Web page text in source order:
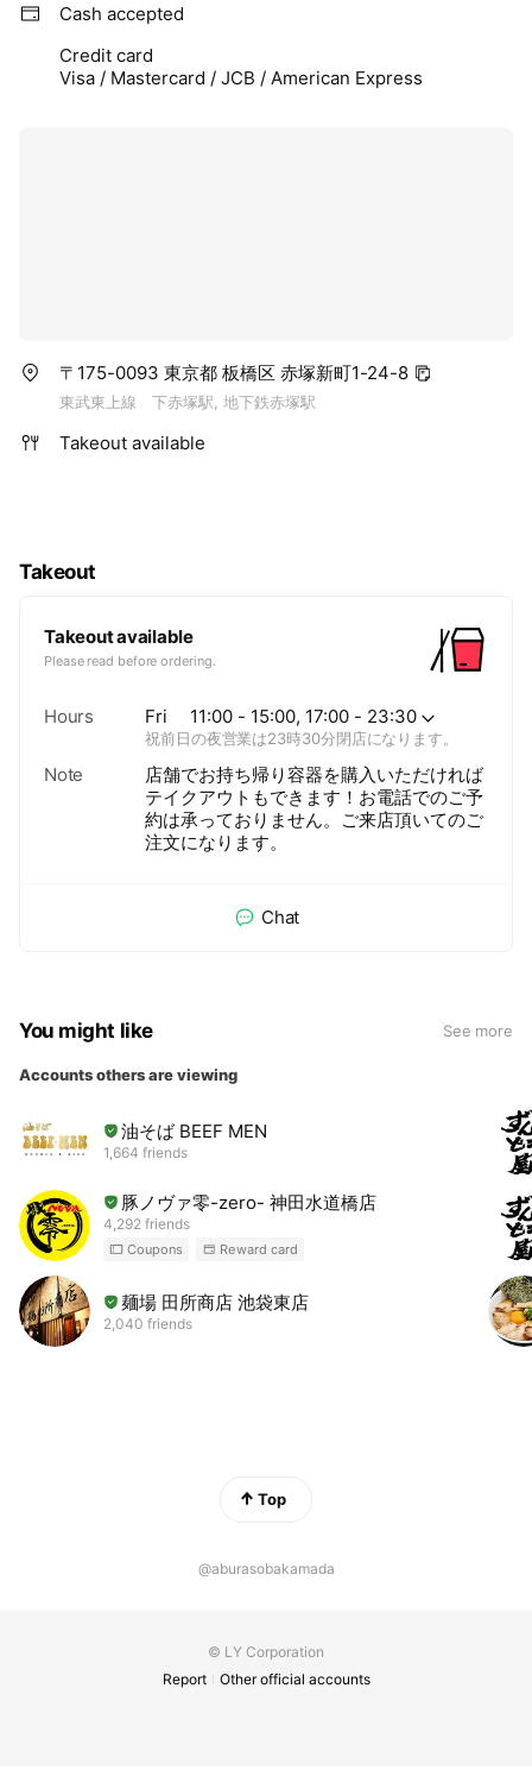
Cash accepted
Credit card
Visa / Mastercard / JCB / American Express
〒175-0093 東京都 板橋区 赤塚新町1-24-8
東武東上線 下赤塚駅, 地下鉄赤塚駅
Takeout available
Takeout
Takeout available
Please read before ordering.
Hours Fri 11:00 - 15:00, 17:00 - 23:30
祝前日の夜営業は23時30分閉店になります。
Note
店舗でお持ち帰り容器を購入いただければ
テイクアウトもできます！お電話でのご予
約は承っておりません。ご来店頂いてのご
注文になります。
Chat
You might like See more
Accounts others are viewing
油そば BEEF MEN
1,664 friends
豚ノヴァ零-zero- 神田水道橋店
4,292 friends
Coupons Reward card
麺場 田所商店 池袋東店
2,040 friends
Top
@aburasobakamada
© LY Corporation
Report
Other official accounts